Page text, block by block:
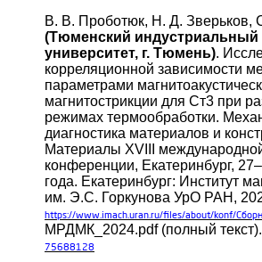
В. В. Проботюк, Н. Д. Зверьков,
(Тюменский индустриальный
университет, г. Тюмень).
корреляционной зависимости
параметрами
магнитострикции для Ст3 при
режимах термообработки.
диагностика материалов и
Материалы XVIII
конференции, Екатеринбург,
года. Екатеринбург: Институт
им. Э.С. Горкунова УрО РАН,
https://www.imach.uran.ru/files/about/konf/
МРДМК_2024.pdf (полный
75688128